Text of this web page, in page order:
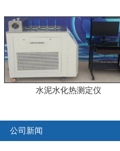
水泥水化热测定仪
公司新闻